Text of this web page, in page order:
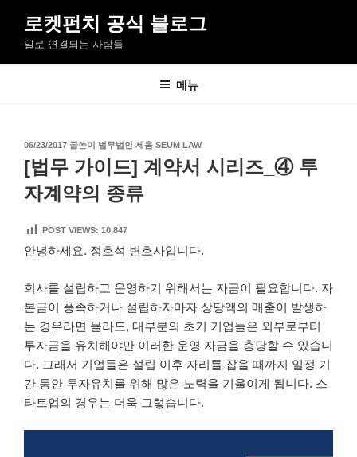
로
로켓펀치 공식 블로그
일로 연결되는 사람들
메뉴
작
성
자
06/23/2017 글쓴이 법무법인 세움 SEUM LAW
[법무 가이드] 계약서 시리즈_④ 투
자계약의 종류
POST VIEWS: 10,847
안녕하세요. 정호석 변호사입니다.
회사를 설립하고 운영하기 위해서는 자금이 필요합니다. 자
본금이 풍족하거나 설립하자마자 상당액의 매출이 발생하
는 경우라면 몰라도, 대부분의 초기 기업들은 외부로부터
투자금을 유치해야만 이러한 운영 자금을 충당할 수 있습니
다. 그래서 기업들은 설립 이후 자리를 잡을 때까지 일정 기
간 동안 투자유치를 위해 많은 노력을 기울이게 됩니다. 스
타트업의 경우는 더욱 그렇습니다.